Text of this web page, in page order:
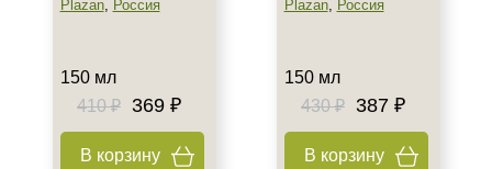
Класс косметики
Домашняя
Профессиональная
Plazan, Россия
150 мл
410 ₽
369 ₽
В корзину
Plazan, Россия
150 мл
430 ₽
387 ₽
В корзину